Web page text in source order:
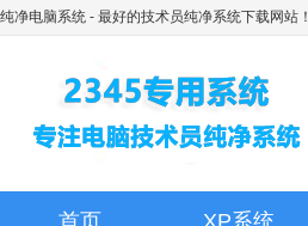
纯净电脑系统 - 最好的技术员纯净系统下载网站！
首页 XP系统